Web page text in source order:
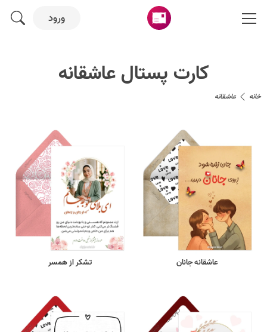
ورود
کارت پستال عاشقانه
خانه عاشقانه
عاشقانه جانان تشکر از همسر